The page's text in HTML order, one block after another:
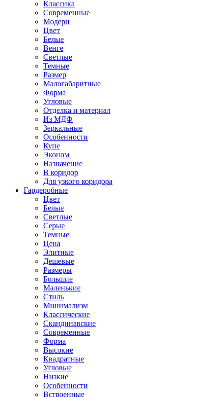
Классика
Современные
Модерн
Цвет
Белые
Венге
Светлые
Темные
Размер
Малогабаритные
Форма
Угловые
Отделка и материал
Из МДФ
Зеркальные
Особенности
Купе
Эконом
Назначение
В коридор
Для узкого коридора
Гардеробные
Цвет
Белые
Светлые
Серые
Темные
Цена
Элитные
Дешевые
Размеры
Большие
Маленькие
Стиль
Минимализм
Классические
Скандинавские
Современные
Форма
Высокие
Квадратные
Угловые
Низкие
Особенности
Встроенные